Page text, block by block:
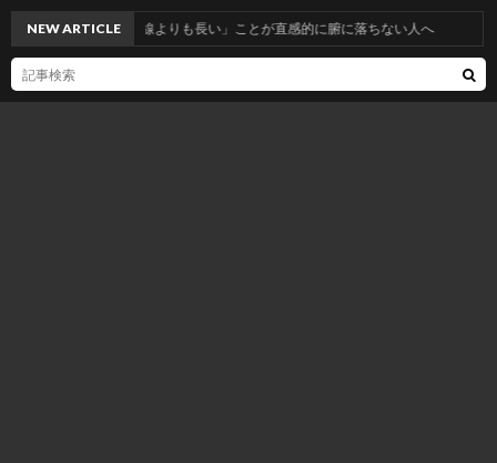
NEW ARTICLE
「曲線が直線よりも長い」ことが直感的に腑に落ちない人へ